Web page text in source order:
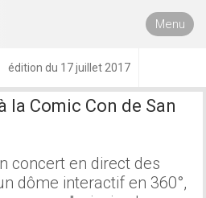
Menu
édition du 17 juillet 2017
la Comic Con de San
concert en direct des
dôme interactif en 360°,